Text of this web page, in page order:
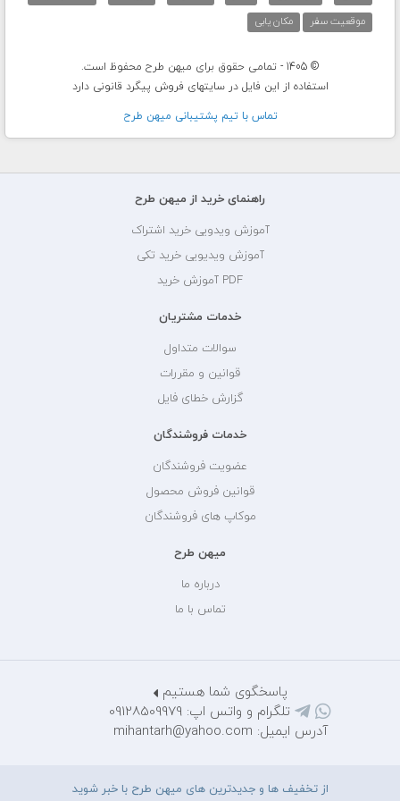
موقعیت سفر
مکان یابی
© 1405 - تمامی حقوق برای میهن طرح محفوظ است.
استفاده از این فایل در سایتهای فروش پیگرد قانونی دارد
تماس با تيم پشتيبانی ميهن طرح
راهنمای خرید از میهن طرح
آموزش ویدویی خرید اشتراک
آموزش ویدیویی خرید تکی
PDF آموزش خرید
خدمات مشتریان
سوالات متداول
قوانین و مقررات
گزارش خطای فایل
خدمات فروشندگان
عضویت فروشندگان
قوانین فروش محصول
موکاپ های فروشندگان
میهن طرح
درباره ما
تماس با ما
پاسخگوی شما هستیم
تلگرام و واتس اپ: 09128509979
آدرس ایمیل: mihantarh@yahoo.com
از تخفیف ها و جدیدترین های میهن طرح با خبر شوید